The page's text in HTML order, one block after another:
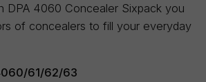
DPA 4060 Concealer Sixpack you
of concealers to fill your everyday
61/62/63